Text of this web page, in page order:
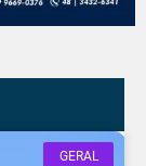
GERAL